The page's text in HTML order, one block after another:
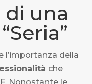
di una
l’importanza della
che
Nonostante le